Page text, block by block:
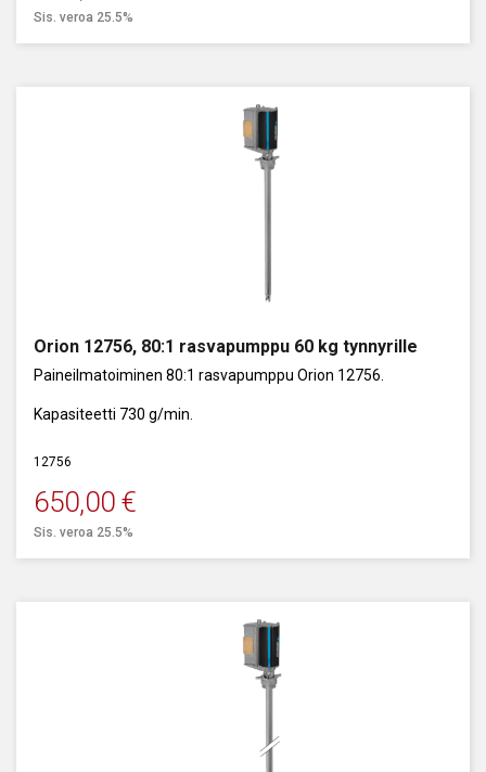
Sis. veroa 25.5%
Orion 12756, 80:1 rasvapumppu 60 kg tynnyrille
Paineilmatoiminen 80:1 rasvapumppu Orion 12756.
Kapasiteetti 730 g/min.
12756
650,00 €
Sis. veroa 25.5%